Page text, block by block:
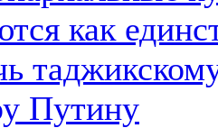
как
Путину